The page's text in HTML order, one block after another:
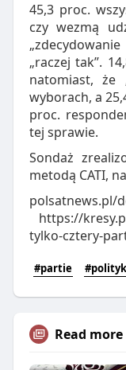
45,3 proc.
czy wezmą
„raczej tak”.
natomiast, że
wyborach, a
proc.
tej sprawie.
Sondaż
metodą CATI,
polsatnews.pl/
https://
tylko-cztery-
#partie
Read more